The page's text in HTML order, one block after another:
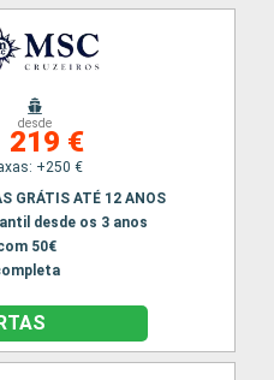
desde
219 €
+250 €
GRÁTIS ATÉ 12 ANOS
desde os 3 anos
50€